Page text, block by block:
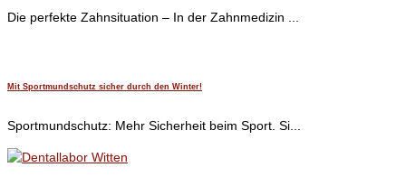
Die perfekte Zahnsituation – In der Zahnmedizin ...
Mit Sportmundschutz sicher durch den Winter!
Sportmundschutz: Mehr Sicherheit beim Sport. Si...